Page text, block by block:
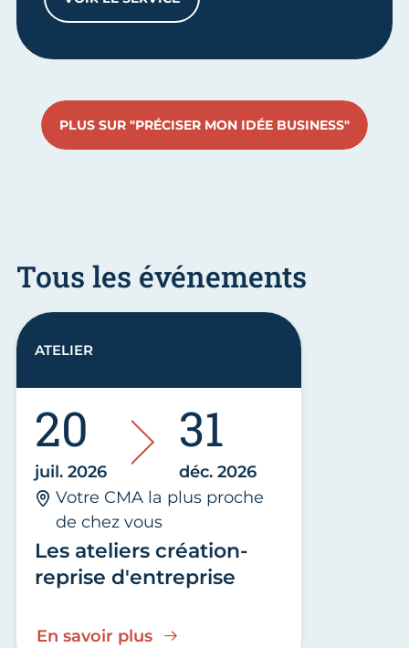
MON COACH FORMALITÉS – ATELIER
PLUS SUR "PRÉCISER MON IDÉE BUSINESS"
Tous les événements
Les ateliers création-
reprise d'entreprise
20
juil. 2026
31
déc. 2026
Votre CMA la plus proche
de chez vous
En savoir plus
ATELIER